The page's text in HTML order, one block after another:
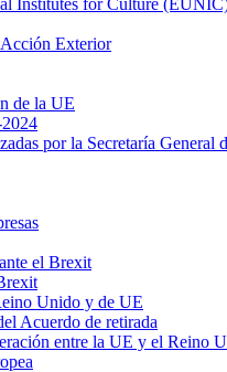
Institutes for Culture
Acción Exterior
de la UE
por la Secretaría
el Brexit
Unido y de UE
Acuerdo de retirada
entre la UE y el Reino